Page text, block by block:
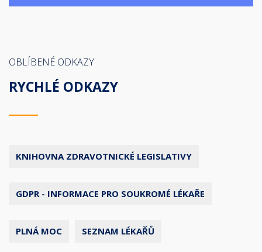
OBLÍBENÉ ODKAZY
RYCHLÉ ODKAZY
KNIHOVNA ZDRAVOTNICKÉ LEGISLATIVY
GDPR - INFORMACE PRO SOUKROMÉ LÉKAŘE
PLNÁ MOC SEZNAM LÉKAŘŮ